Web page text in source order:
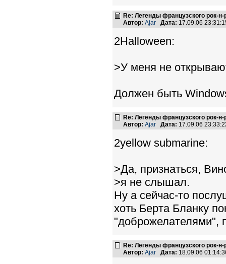
Re: Легенды французского рок-
Автор: Ajar Дата: 17.09.06
2Halloween:
>У меня не
Должен быть
Re: Легенды французского рок-
Автор: Ajar Дата: 17.09.06
2yellow submarine:
>Да, признаться,
>я не слышал.
Ну а сейчас-то
хоть Берта Бланку
"доброжелателями",
Re: Легенды французского рок-
Автор: Ajar Дата: 18.09.06